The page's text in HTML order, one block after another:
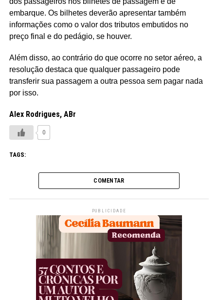
embarque. Os bilhetes deverão apresentar também
informações como o valor dos tributos embutidos no
preço final e do pedágio, se houver.
Além disso, ao contrário do que ocorre no setor aéreo, a
resolução destaca que qualquer passageiro pode
transferir sua passagem a outra pessoa sem pagar nada
por isso.
Alex Rodrigues, ABr
0
TAGS:
COMENTAR
PUBLICIDADE